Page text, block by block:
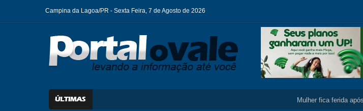
Campina da Lagoa/PR - Sexta Feira, 7 de Agosto de 2026
Mulher fica ferida após cair